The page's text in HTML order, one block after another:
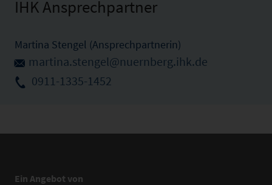
IHK Ansprechpartner
Martina Stengel (Ansprechpartnerin)
martina.stengel@nuernberg.ihk.de
0911-1335-1452
Ein Angebot von